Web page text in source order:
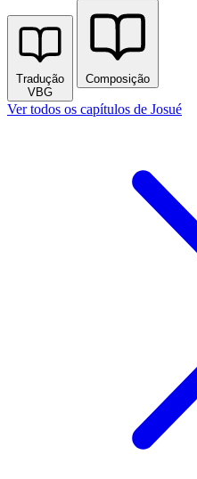
Tradução
VBG
Composição
Ver todos os capítulos de Josué